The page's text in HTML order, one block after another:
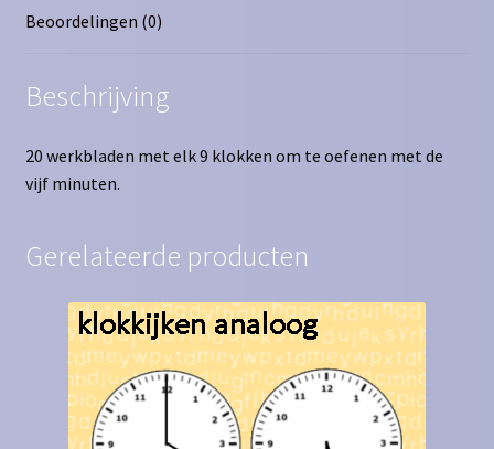
Beoordelingen (0)
Beschrijving
20 werkbladen met elk 9 klokken om te oefenen met de
vijf minuten.
Gerelateerde producten